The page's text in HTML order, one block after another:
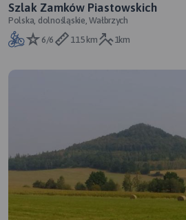
Szlak Zamków Piastowskich
Polska, dolnośląskie, Wałbrzych
6/6
115 km 1km